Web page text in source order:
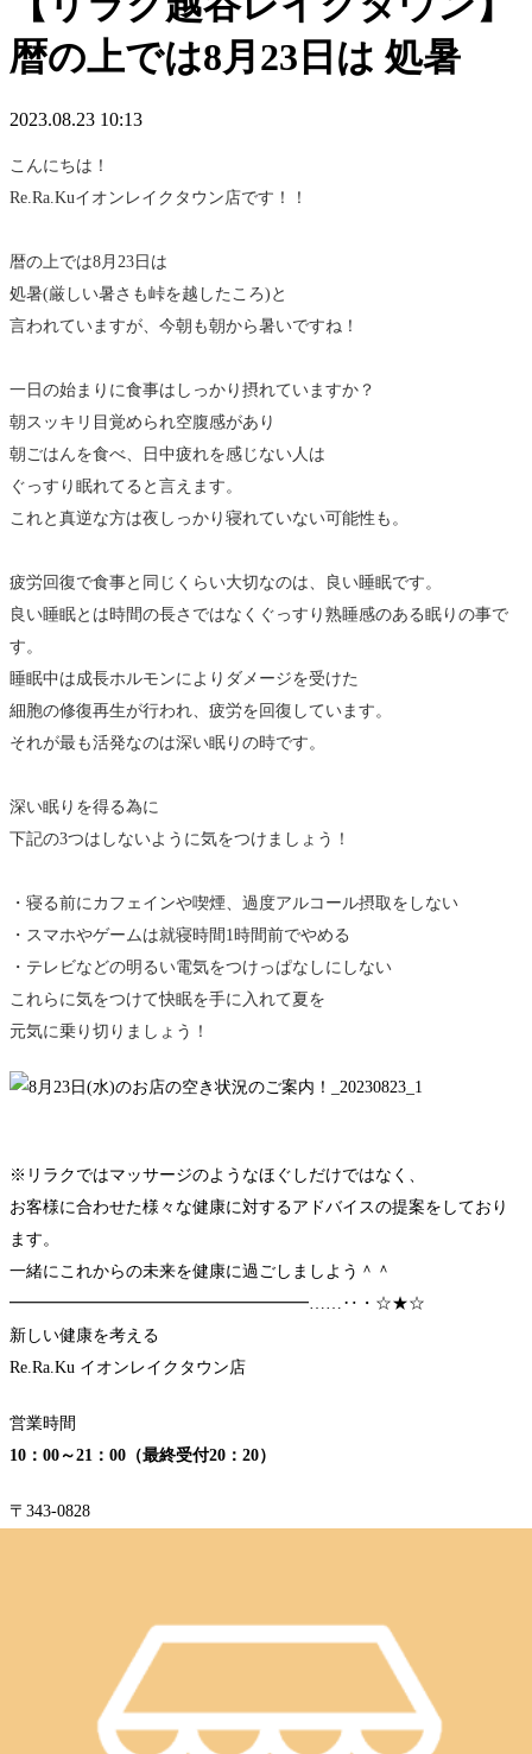
暦の上では8月23日は 処暑
2023.08.23 10:13
こんにちは！
Re.Ra.Kuイオンレイクタウン店です！！
暦の上では8月23日は
処暑(厳しい暑さも峠を越したころ)と
言われていますが、今朝も朝から暑いですね！
一日の始まりに食事はしっかり摂れていますか？
朝スッキリ目覚められ空腹感があり
朝ごはんを食べ、日中疲れを感じない人は
ぐっすり眠れてると言えます。
これと真逆な方は夜しっかり寝れていない可能性も。
疲労回復で食事と同じくらい大切なのは、良い睡眠です。
良い睡眠とは時間の長さではなくぐっすり熟睡感のある眠りの事で
す。
睡眠中は成長ホルモンによりダメージを受けた
細胞の修復再生が行われ、疲労を回復しています。
それが最も活発なのは深い眠りの時です。
深い眠りを得る為に
下記の3つはしないように気をつけましょう！
・寝る前にカフェインや喫煙、過度アルコール摂取をしない
・スマホやゲームは就寝時間1時間前でやめる
・テレビなどの明るい電気をつけっぱなしにしない
これらに気をつけて快眠を手に入れて夏を
元気に乗り切りましょう！
※リラクではマッサージのようなほぐしだけではなく、
お客様に合わせた様々な健康に対するアドバイスの提案をしており
ます。
一緒にこれからの未来を健康に過ごしましよう＾＾
━━━━━━━━━━━━━━━━━━……‥・☆★☆
新しい健康を考える
Re.Ra.Ku イオンレイクタウン店
営業時間
10：00～21：00（最終受付20：20）
〒343-0828
JR武蔵野線 越谷レイクタウン駅より徒歩約10分
マッサージより気持ちいい！？